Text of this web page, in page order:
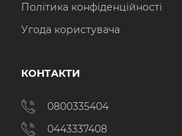
Політика конфіденційності
Угода користувача
КОНТАКТИ
0800335404
0443337408